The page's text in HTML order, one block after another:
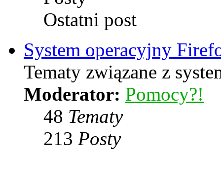
Ostatni post
System operacyjny
Tematy związane z
Moderator: Pomocy?!
48 Tematy
213 Posty